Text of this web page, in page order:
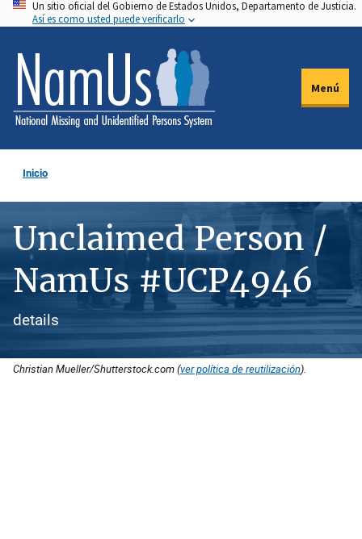
Pasar
al
contenido
principal
Un sitio oficial del Gobierno de Estados Unidos, Departamento de Justicia.
Así es como usted puede verificarlo
Menú
Inicio
Unclaimed Person /
NamUs #UCP4946
details
Christian Mueller/Shutterstock.com (ver política de reutilización).